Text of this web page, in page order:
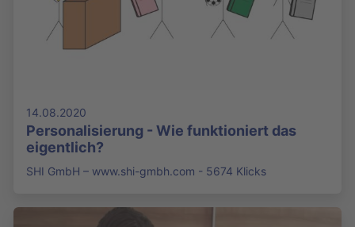
14.08.2020
Personalisierung - Wie funktioniert das
eigentlich?
SHI GmbH – www.shi-gmbh.com - 5674 Klicks